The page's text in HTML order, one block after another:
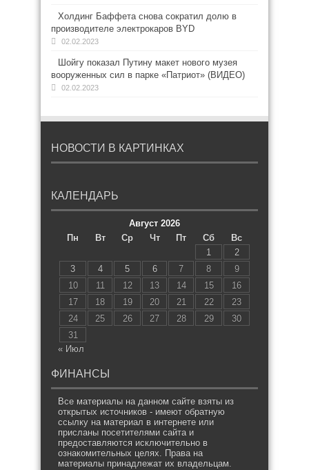
Холдинг Баффета снова сократил долю в
производителе электрокаров BYD
02.02.2023
Шойгу показал Путину макет нового музея
вооруженных сил в парке «Патриот» (ВИДЕО)
02.02.2023
НОВОСТИ В КАРТИНКАХ
КАЛЕНДАРЬ
Август 2026
Пн
Вт Ср Чт Пт Сб
Вс
1
2
3
4 5 6 7 8
9
10
11 12 13 14 15
16
17
18 19 20 21 22
23
24
25 26 27 28 29
30
31
« Июл
ФИНАНСЫ
Все материалы на данном сайте взяты из
открытых источников - имеют обратную
ссылку на материал в интернете или
присланы посетителями сайта и
предоставляются исключительно в
ознакомительных целях. Права на
материалы принадлежат их владельцам.